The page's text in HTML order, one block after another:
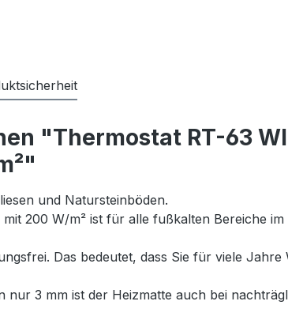
"Thermostat RT-63
und Natursteinböden.
200 W/m² ist für alle fußkalten Bereiche
Das bedeutet, dass Sie für viele
3 mm ist der Heizmatte auch bei